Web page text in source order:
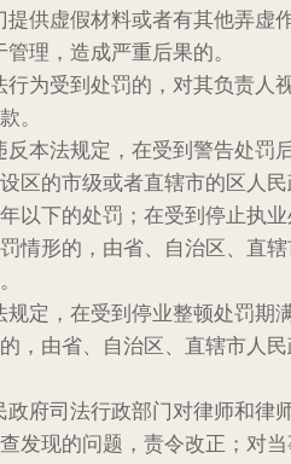
提供虚假材料或者有其他弄虚
管理，造成严重后果的。
为受到处罚的，对其负责人
。
本法规定，在受到警告处罚
区的市级或者直辖市的区人
以下的处罚；在受到停止执
情形的，由省、自治区、直
定，在受到停业整顿处罚期
，由省、自治区、直辖市人
府司法行政部门对律师和律
发现的问题，责令改正；对